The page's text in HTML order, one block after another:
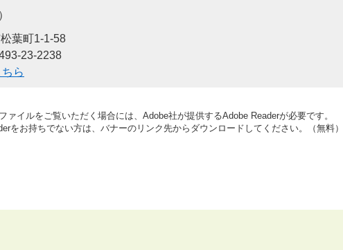
葉町1-1-58
23-2238
ら
ァイルをご覧いただく場合には、Adobe社が提供するAdobe Readerが必要です。
をお持ちでない方は、バナーのリンク先からダウンロードしてください。（無料）